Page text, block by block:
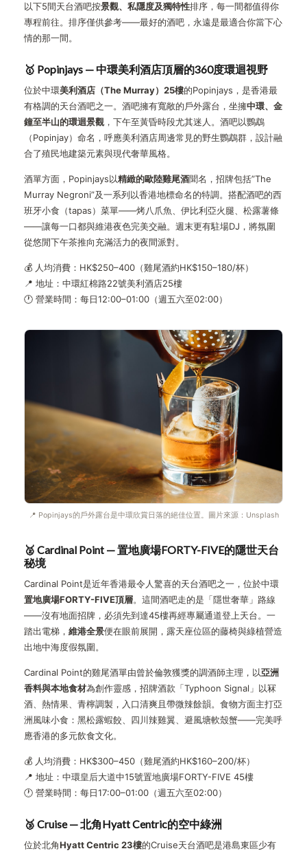
以下5間天台酒吧按景觀、私隱度及獨特性排序，每一間都值得你
專程前往。排序僅供參考——最好的酒吧，永遠是最適合你當下心
情的那一間。
🥇 Popinjays — 中環美利酒店頂層的360度環迴視野
位於中環美利酒店（The Murray）25樓的Popinjays，是香港最
有格調的天台酒吧之一。酒吧擁有寬敞的戶外露台，坐擁中環、金
鐘至半山的環迴景觀 ，下午至黃昏時段尤其迷人。酒吧以鸚鵡
（Popinjay）命名，呼應美利酒店周邊常見的野生鸚鵡群，設計融
合了殖民地建築元素與現代奢華風格。
酒單方面，Popinjays以精緻的歐陸雞尾酒聞名，招牌包括”The
Murray Negroni”及一系列以香港地標命名的特調。搭配酒吧的西
班牙小食（tapas）菜單——烤八爪魚、伊比利亞火腿、松露薯條
——讓每一口都與維港夜色完美交融。週末更有駐場DJ，將氛圍
從悠閒下午茶推向充滿活力的夜間派對。
💰 人均消費：HK$250–400（雞尾酒約HK$150–180/杯）
📍 地址：中環紅棉路22號美利酒店25樓
🕐 營業時間：每日12:00–01:00（週五六至02:00）
📍 Popinjays的戶外露台是中環欣賞日落的絕佳位置。圖片來源：Unsplash
🥈 Cardinal Point — 置地廣場FORTY-FIVE的隱世天台
秘境
Cardinal Point是近年香港最令人驚喜的天台酒吧之一，位於中環
置地廣場FORTY-FIVE頂層。這間酒吧走的是「隱世奢華」路線
——沒有地面招牌，必須先到達45樓再經專屬通道登上天台。一
踏出電梯， 維港全景便在眼前展開，露天座位區的藤椅與綠植營造
出地中海度假氛圍。
Cardinal Point的雞尾酒單由曾於倫敦獲獎的調酒師主理，以亞洲
香料與本地食材為創作靈感，招牌酒款「Typhoon Signal」以冧
酒、熱情果、青檸調製，入口清爽且帶微辣餘韻。食物方面主打亞
洲風味小食：黑松露蝦餃、四川辣雞翼、避風塘軟殼蟹——完美呼
應香港的多元飲食文化。
💰 人均消費：HK$300–450（雞尾酒約HK$160–200/杯）
📍 地址：中環皇后大道中15號置地廣場FORTY-FIVE 45樓
🕐 營業時間：每日17:00–01:00（週五六至02:00）
🥉 Cruise — 北角Hyatt Centric的空中綠洲
位於北角Hyatt Centric 23樓的Cruise天台酒吧是港島東區少有